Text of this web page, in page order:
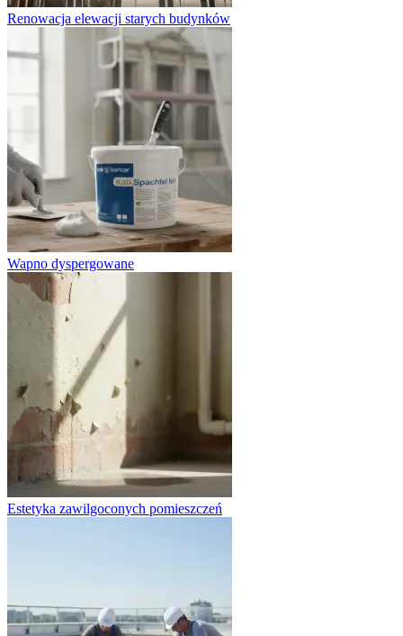
Renowacja elewacji starych budynków
Wapno dyspergowane
Estetyka zawilgoconych pomieszczeń